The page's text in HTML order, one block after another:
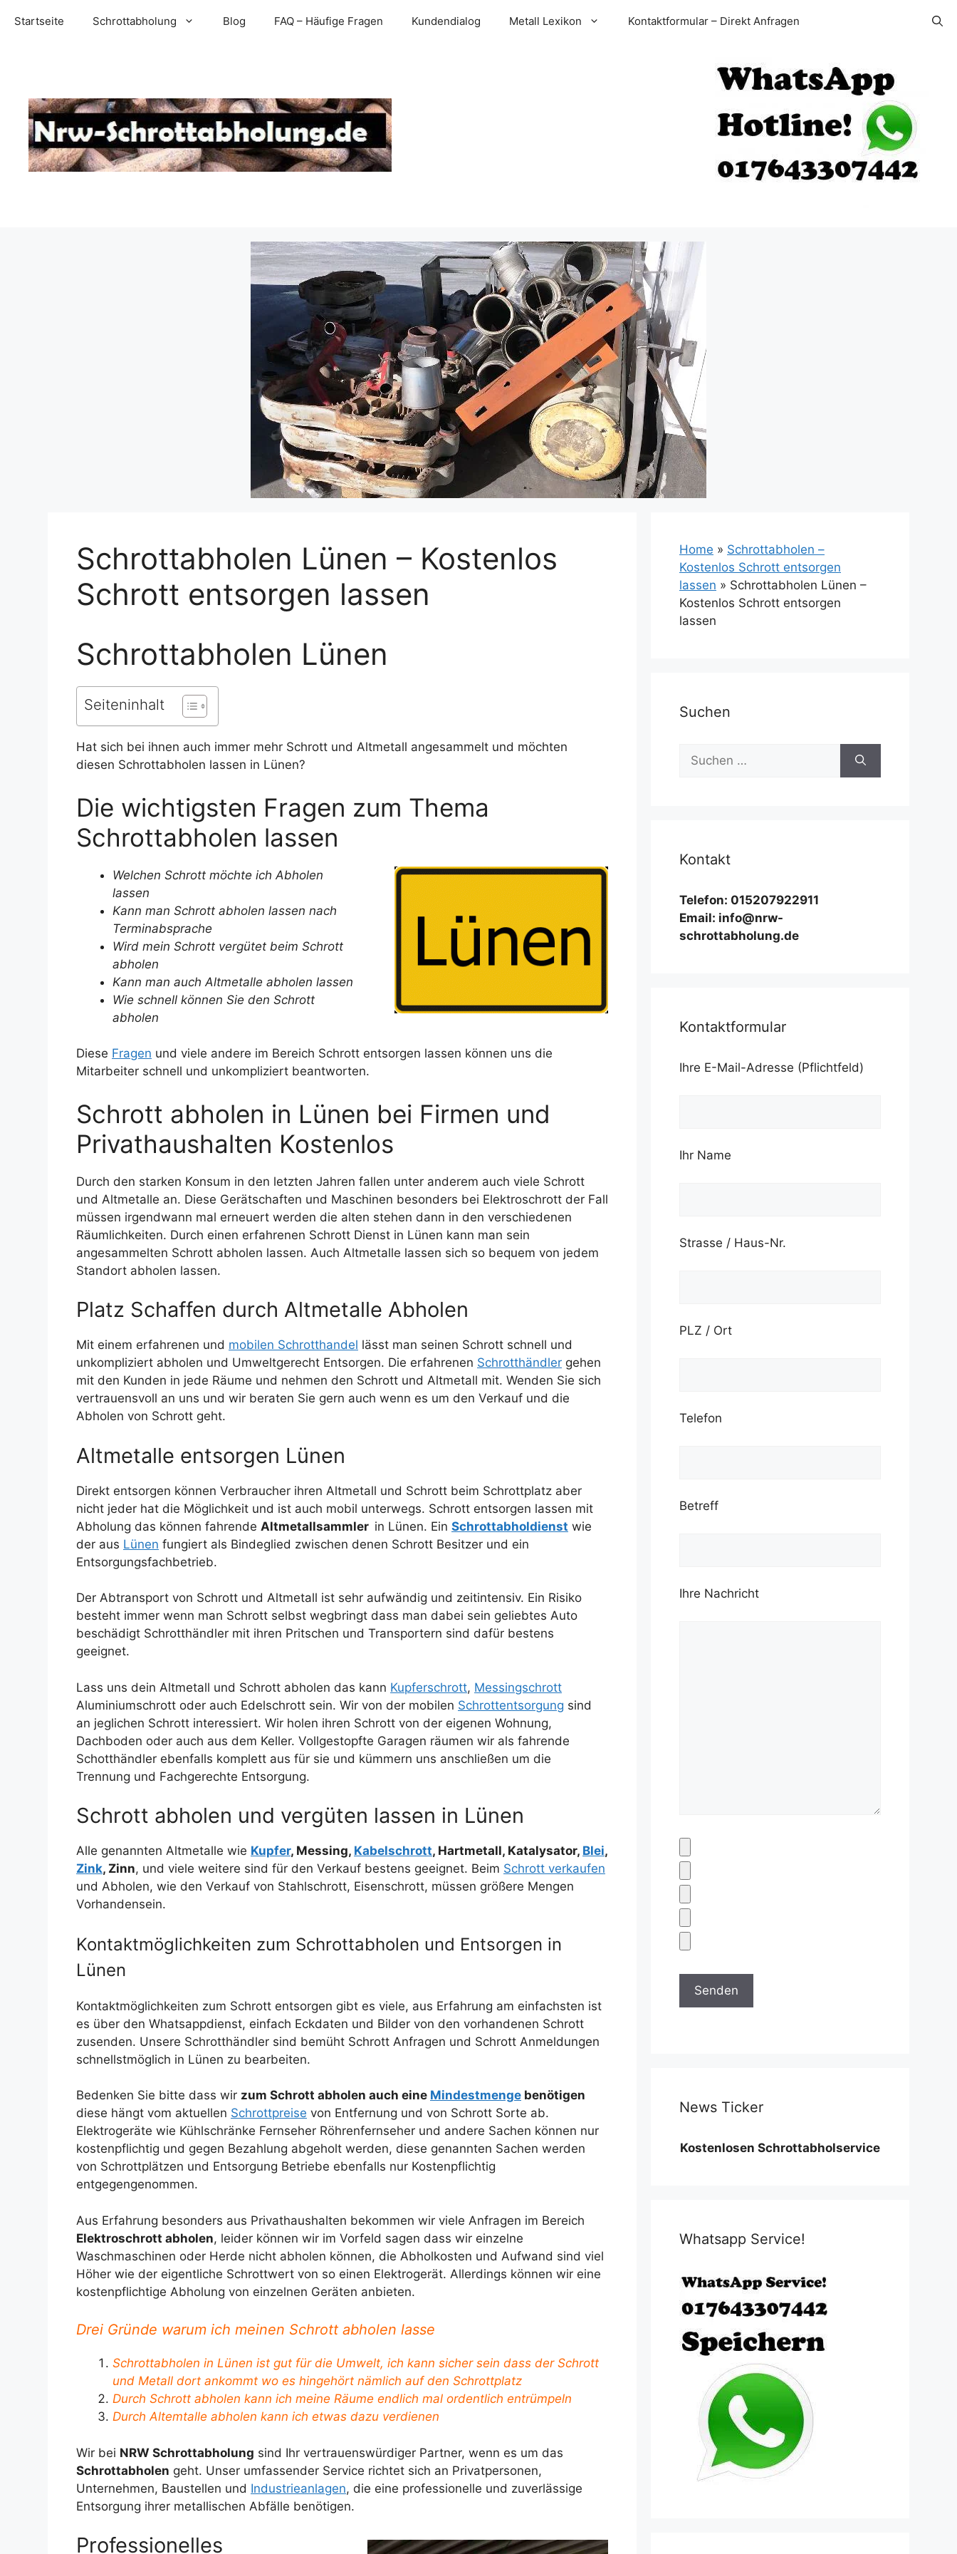
InhaltStartseite Schrottabholung Blog FAQ – Häufige Fragen Kundendialog Metall Lexikon Kontaktformular – Direkt Anfragen
Schrottabholen Lünen – Kostenlos
Schrott entsorgen lassen
Schrottabholen Lünen
Seiteninhalt
Hat sich bei ihnen auch immer mehr Schrott und Altmetall angesammelt und möchten
diesen Schrottabholen lassen in Lünen?
Die wichtigsten Fragen zum Thema
Schrottabholen lassen
Welchen Schrott möchte ich Abholen
lassen
Kann man Schrott abholen lassen nach
Terminabsprache
Wird mein Schrott vergütet beim Schrott
abholen
Kann man auch Altmetalle abholen lassen
Wie schnell können Sie den Schrott
abholen
Diese Fragen und viele andere im Bereich Schrott entsorgen lassen können uns die
Mitarbeiter schnell und unkompliziert beantworten.
Schrott abholen in Lünen bei Firmen und
Privathaushalten Kostenlos
Durch den starken Konsum in den letzten Jahren fallen unter anderem auch viele Schrott
und Altmetalle an. Diese Gerätschaften und Maschinen besonders bei Elektroschrott der Fall
müssen irgendwann mal erneuert werden die alten stehen dann in den verschiedenen
Räumlichkeiten. Durch einen erfahrenen Schrott Dienst in Lünen kann man sein
angesammelten Schrott abholen lassen. Auch Altmetalle lassen sich so bequem von jedem
Standort abholen lassen.
Platz Schaffen durch Altmetalle Abholen
Mit einem erfahrenen und mobilen Schrotthandel lässt man seinen Schrott schnell und
unkompliziert abholen und Umweltgerecht Entsorgen. Die erfahrenen Schrotthändler gehen
mit den Kunden in jede Räume und nehmen den Schrott und Altmetall mit. Wenden Sie sich
vertrauensvoll an uns und wir beraten Sie gern auch wenn es um den Verkauf und die
Abholen von Schrott geht.
Altmetalle entsorgen Lünen
Direkt entsorgen können Verbraucher ihren Altmetall und Schrott beim Schrottplatz aber
nicht jeder hat die Möglichkeit und ist auch mobil unterwegs. Schrott entsorgen lassen mit
Abholung das können fahrende Altmetallsammler in Lünen. Ein Schrottabholdienst wie
der aus Lünen fungiert als Bindeglied zwischen denen Schrott Besitzer und ein
Entsorgungsfachbetrieb.
Der Abtransport von Schrott und Altmetall ist sehr aufwändig und zeitintensiv. Ein Risiko
besteht immer wenn man Schrott selbst wegbringt dass man dabei sein geliebtes Auto
beschädigt Schrotthändler mit ihren Pritschen und Transportern sind dafür bestens
geeignet.
Lass uns dein Altmetall und Schrott abholen das kann Kupferschrott, Messingschrott
Aluminiumschrott oder auch Edelschrott sein. Wir von der mobilen Schrottentsorgung sind
an jeglichen Schrott interessiert. Wir holen ihren Schrott von der eigenen Wohnung,
Dachboden oder auch aus dem Keller. Vollgestopfte Garagen räumen wir als fahrende
Schotthändler ebenfalls komplett aus für sie und kümmern uns anschließen um die
Trennung und Fachgerechte Entsorgung.
Schrott abholen und vergüten lassen in Lünen
Alle genannten Altmetalle wie Kupfer, Messing, Kabelschrott, Hartmetall, Katalysator, Blei,
Zink, Zinn, und viele weitere sind für den Verkauf bestens geeignet. Beim Schrott verkaufen
und Abholen, wie den Verkauf von Stahlschrott, Eisenschrott, müssen größere Mengen
Vorhandensein.
Kontaktmöglichkeiten zum Schrottabholen und Entsorgen in
Lünen
Kontaktmöglichkeiten zum Schrott entsorgen gibt es viele, aus Erfahrung am einfachsten ist
es über den Whatsappdienst, einfach Eckdaten und Bilder von den vorhandenen Schrott
zusenden. Unsere Schrotthändler sind bemüht Schrott Anfragen und Schrott Anmeldungen
schnellstmöglich in Lünen zu bearbeiten.
Bedenken Sie bitte dass wir zum Schrott abholen auch eine Mindestmenge benötigen
diese hängt vom aktuellen Schrottpreise von Entfernung und von Schrott Sorte ab.
Elektrogeräte wie Kühlschränke Fernseher Röhrenfernseher und andere Sachen können nur
kostenpflichtig und gegen Bezahlung abgeholt werden, diese genannten Sachen werden
von Schrottplätzen und Entsorgung Betriebe ebenfalls nur Kostenpflichtig
entgegengenommen.
Aus Erfahrung besonders aus Privathaushalten bekommen wir viele Anfragen im Bereich
Elektroschrott abholen, leider können wir im Vorfeld sagen dass wir einzelne
Waschmaschinen oder Herde nicht abholen können, die Abholkosten und Aufwand sind viel
Höher wie der eigentliche Schrottwert von so einen Elektrogerät. Allerdings können wir eine
kostenpflichtige Abholung von einzelnen Geräten anbieten.
Drei Gründe warum ich meinen Schrott abholen lasse
Schrottabholen in Lünen ist gut für die Umwelt, ich kann sicher sein dass der Schrott
und Metall dort ankommt wo es hingehört nämlich auf den Schrottplatz
Durch Schrott abholen kann ich meine Räume endlich mal ordentlich entrümpeln
Durch Altemtalle abholen kann ich etwas dazu verdienen
Wir bei NRW Schrottabholung sind Ihr vertrauenswürdiger Partner, wenn es um das
Schrottabholen geht. Unser umfassender Service richtet sich an Privatpersonen,
Unternehmen, Baustellen und Industrieanlagen, die eine professionelle und zuverlässige
Entsorgung ihrer metallischen Abfälle benötigen.
Professionelles
Home » Schrottabholen –
Kostenlos Schrott entsorgen
lassen » Schrottabholen Lünen –
Kostenlos Schrott entsorgen
lassen
Suchen
Suchen
nach:
Kontakt
Telefon: 015207922911
Email: info@nrw-
schrottabholung.de
Kontaktformular
Ihre E-Mail-Adresse (Pflichtfeld)
Ihr Name
Strasse / Haus-Nr.
PLZ / Ort
Telefon
Betreff
Ihre Nachricht
News Ticker
Für unseren Kostenlosen Schrottabholservice benötigen wir eine
Whatsapp Service!